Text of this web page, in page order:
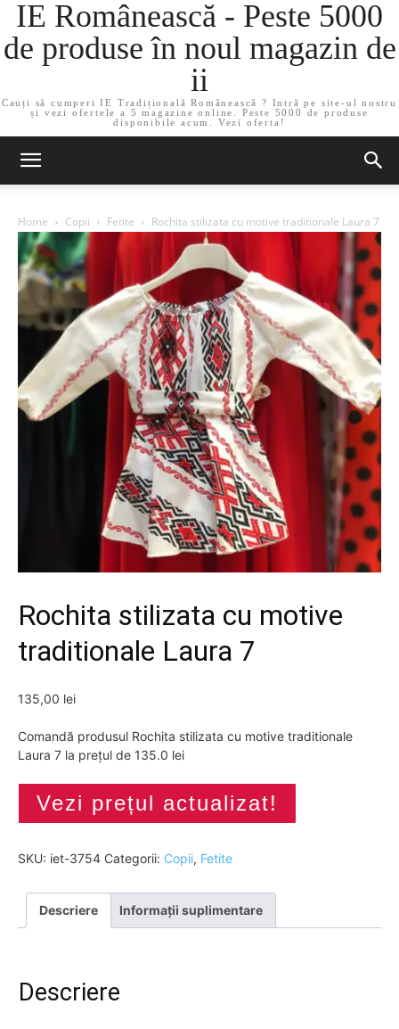
IE Românească - Peste 5000
de produse în noul magazin de
ii
Cauți să cumperi IE Tradițională Românească ? Intră pe site-ul nostru
și vezi ofertele a 5 magazine online. Peste 5000 de produse
disponibile acum. Vezi oferta!
Home Copii Fetite Rochita stilizata cu motive traditionale Laura 7
Rochita stilizata cu motive
traditionale Laura 7
135,00 lei
Comandă produsul Rochita stilizata cu motive traditionale
Laura 7 la prețul de 135.0 lei
Vezi prețul actualizat!
SKU: iet-3754 Categorii: Copii, Fetite
Descriere Informații suplimentare
Descriere